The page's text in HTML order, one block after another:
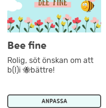
Bee fine
Rolig, söt önskan om att
b(l)i 🐝bättre!
ANPASSA